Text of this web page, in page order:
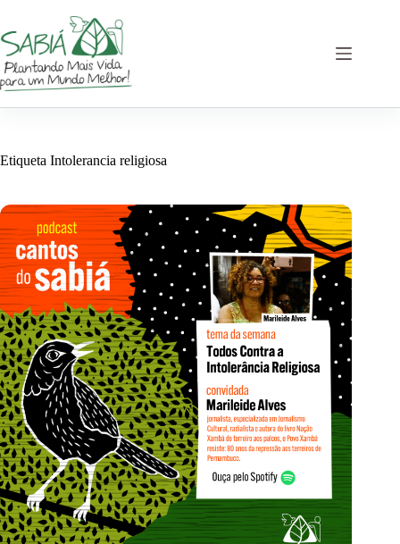
contenido
Etiqueta Intolerancia religiosa